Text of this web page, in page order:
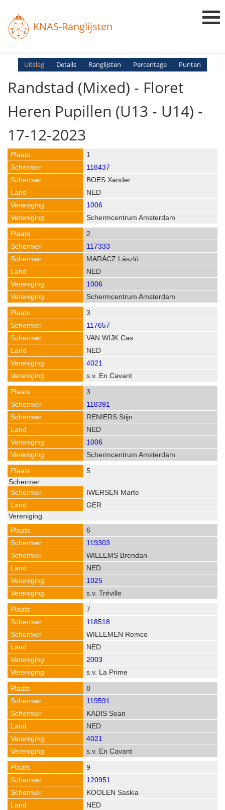
KNAS-Ranglijsten
Login
Ranglijsten
Uitslag Details Ranglijsten Percentage Punten
Randstad (mixed) - Floret
Heren Pupillen (U13 - U14) -
17-12-2023
1
118437
BOES Xander
NED
1006
Schermcentrum Amsterdam
2
117333
MARÁCZ László
NED
1006
Schermcentrum Amsterdam
3
117657
VAN WIJK Cas
NED
4021
s.v. En Cavant
3
118391
RENIERS Stijn
NED
1006
Schermcentrum Amsterdam
5
IWERSEN Marte
GER
6
119303
WILLEMS Brendan
NED
1025
s.v. Tréville
7
118518
WILLEMEN Remco
NED
2003
s.v. La Prime
8
119591
KADIS Sean
NED
4021
s.v. En Cavant
9
120951
KOOLEN Saskia
NED